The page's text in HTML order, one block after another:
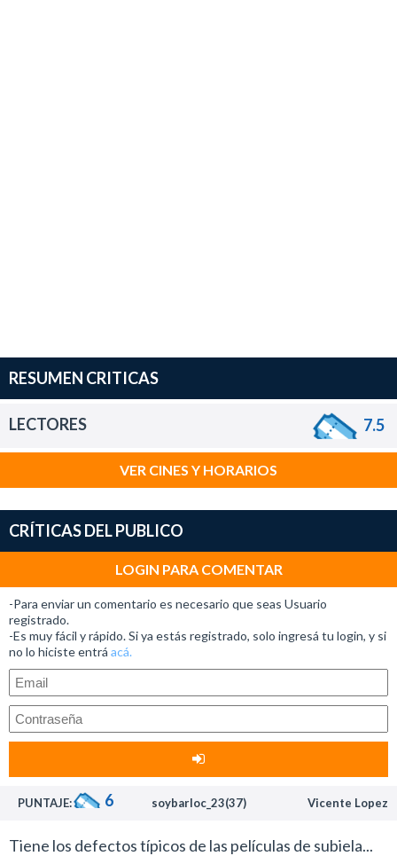
RESUMEN CRITICAS
LECTORES 7.5
VER CINES Y HORARIOS
CRÍTICAS DEL PUBLICO
LOGIN PARA COMENTAR
-Para enviar un comentario es necesario que seas Usuario
registrado.
-Es muy fácil y rápido. Si ya estás registrado, solo ingresá tu login, y si
no lo hiciste entrá acá.
PUNTAJE: 6 soybarloc_23(37) Vicente Lopez
Tiene los defectos típicos de las películas de subiela...